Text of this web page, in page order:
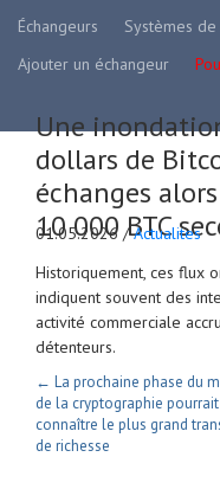
Échangeurs Systèmes
Ajouter un échangeur
Une
dollars de
échanges
10 000 BTC
01.05.2026 /Actualites
Historiquement, ces flux
indiquent souvent des
activité commerciale
détenteurs.
← La prochaine phase du
de la cryptographie pourrait
connaître le plus grand
de richesse